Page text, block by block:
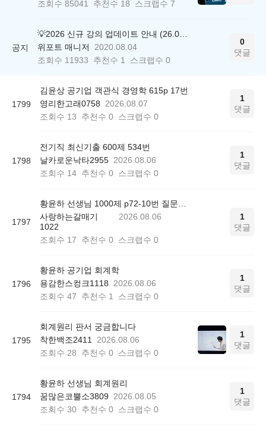
조회수 85041 추천수 18 스크랩수 7
공지
위포트 매니저
2020.08.04
조회수 11933 추천수 1 스크랩수 0
0
댓글
1799
김윤상 공기업 객관식 경영학 615p 17번
영리한고래0758
2026.08.07
조회수 13 추천수 0 스크랩수 0
1
댓글
1798
전기직 최신기출 600제 534번
날카로운낙타2955 2026.08.06
조회수 14 추천수 0 스크랩수 0
1
댓글
1797
사랑하는갈매기
1022
2026.08.06
조회수 17 추천수 0 스크랩수 0
1
댓글
1796
황윤하 공기업 회계학
용감한스컹크1118
2026.08.06
조회수 47 추천수 1 스크랩수 0
1
댓글
1795
회계원리 판서 궁금합니다
착한백조2411
2026.08.06
조회수 28 추천수 0 스크랩수 0
1
댓글
1794
황윤하 선생님 회계원리
꿈많은코뿔소3809
2026.08.05
조회수 30 추천수 0 스크랩수 0
1
댓글